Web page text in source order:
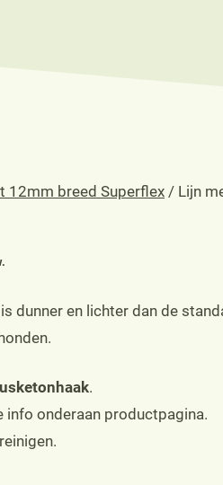
12mm breed Superflex/ Lijn
dunner en lichter dan de
.
info onderaan productpagina.